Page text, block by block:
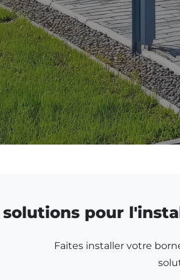
solutions pour
Faites installer votre